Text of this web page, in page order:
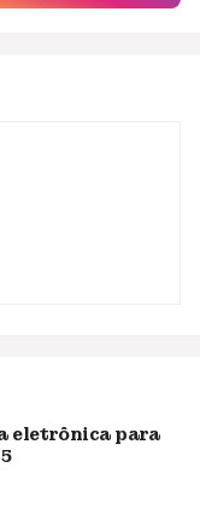
eletrônica para